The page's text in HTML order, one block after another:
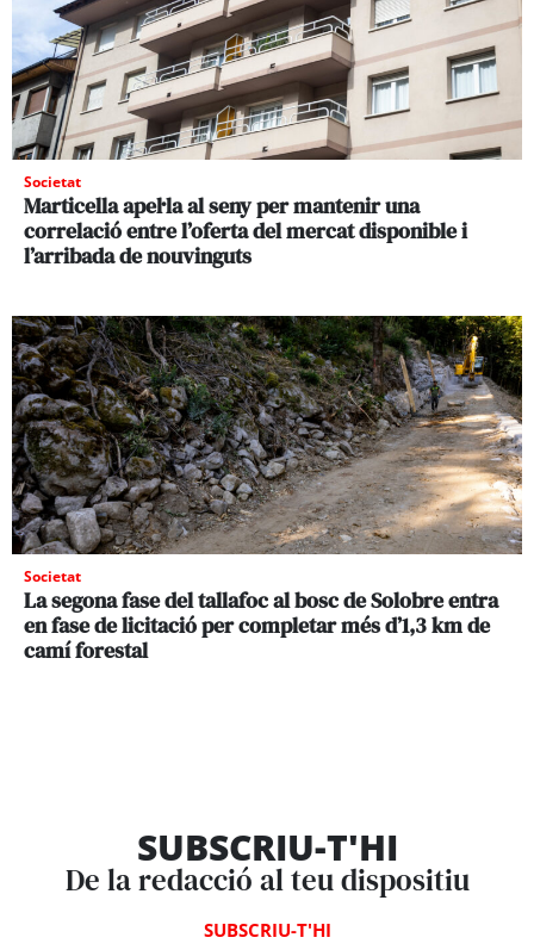
Societat
Marticella apel·la al seny per mantenir una
correlació entre l’oferta del mercat disponible i
l’arribada de nouvinguts
Societat
La segona fase del tallafoc al bosc de Solobre entra
en fase de licitació per completar més d’1,3 km de
camí forestal
SUBSCRIU-T'HI
De la redacció al teu dispositiu
SUBSCRIU-T'HI